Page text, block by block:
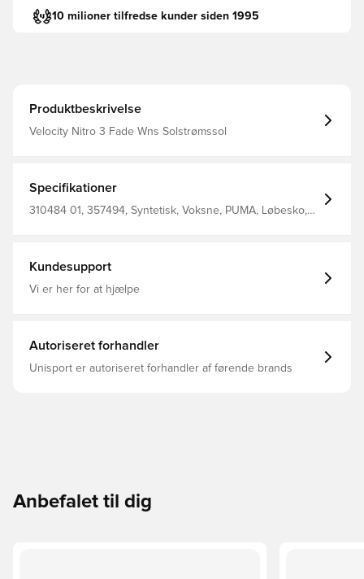
10 milioner tilfredse kunder siden 1995
Produktbeskrivelse
Velocity Nitro 3 Fade Wns Solstrømssol
Specifikationer
310484 01, 357494, Syntetisk, Voksne, PUMA, Løbesko,
Kundesupport
Vi er her for at hjælpe
Autoriseret forhandler
Unisport er autoriseret forhandler af førende brands
Anbefalet til dig